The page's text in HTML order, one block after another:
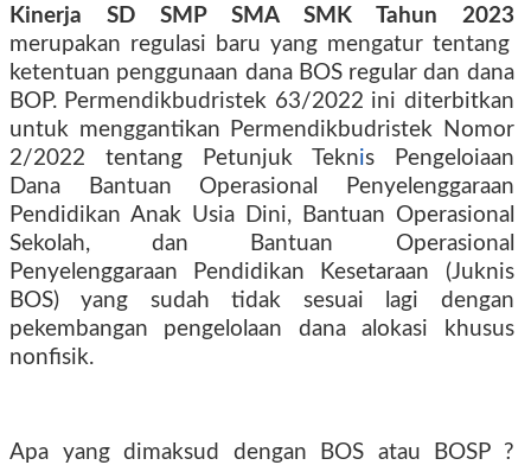
Kinerja SD SMP SMA SMK Tahun 2023
merupakan regulasi baru yang mengatur tentang
ketentuan penggunaan dana BOS regular dan dana
BOP. Permendikbudristek 63/2022 ini diterbitkan
untuk menggantikan Permendikbudristek Nomor
2/2022 tentang Petunjuk Teknis Pengeloiaan
Dana Bantuan Operasional Penyelenggaraan
Pendidikan Anak Usia Dini, Bantuan Operasional
Sekolah, dan Bantuan Operasional
Penyelenggaraan Pendidikan Kesetaraan (Juknis
BOS) yang sudah tidak sesuai lagi dengan
pekembangan pengelolaan dana alokasi khusus
nonfisik.
Apa yang dimaksud dengan BOS atau BOSP ?